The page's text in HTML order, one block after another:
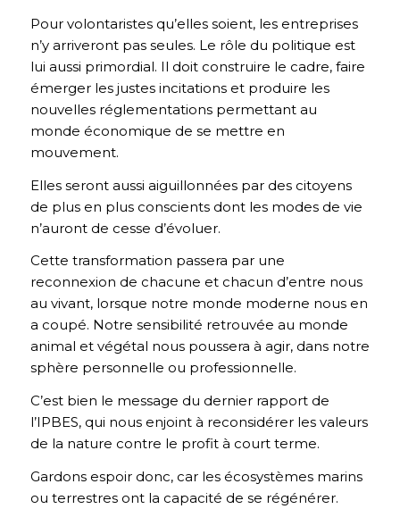
Pour volontaristes qu’elles soient, les entreprises
n’y arriveront pas seules. Le rôle du politique est
lui aussi primordial. Il doit construire le cadre, faire
émerger les justes incitations et produire les
nouvelles réglementations permettant au
monde économique de se mettre en
mouvement.
Elles seront aussi aiguillonnées par des citoyens
de plus en plus conscients dont les modes de vie
n’auront de cesse d’évoluer.
Cette transformation passera par une
reconnexion de chacune et chacun d’entre nous
au vivant, lorsque notre monde moderne nous en
a coupé. Notre sensibilité retrouvée au monde
animal et végétal nous poussera à agir, dans notre
sphère personnelle ou professionnelle.
C’est bien le message du dernier rapport de
l’IPBES, qui nous enjoint à reconsidérer les valeurs
de la nature contre le profit à court terme.
Gardons espoir donc, car les écosystèmes marins
ou terrestres ont la capacité de se régénérer.